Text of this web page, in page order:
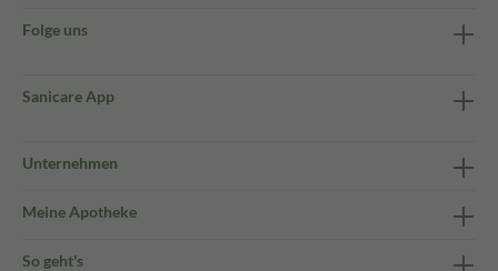
Folge uns
Sanicare App
Unternehmen
Meine Apotheke
So geht's